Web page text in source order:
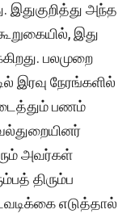
இதுகுறித்து அந்த
இது
பலமுறை
இரவு நேரங்களில்
பணம்
அவர்கள்
திரும்ப
எடுத்தால்